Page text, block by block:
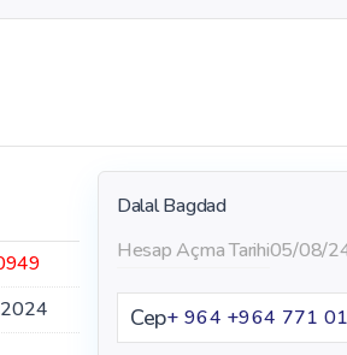
Dalal Bagdad
Hesap Açma Tarihi05/08/
Cep+ 964 ‪+964 771